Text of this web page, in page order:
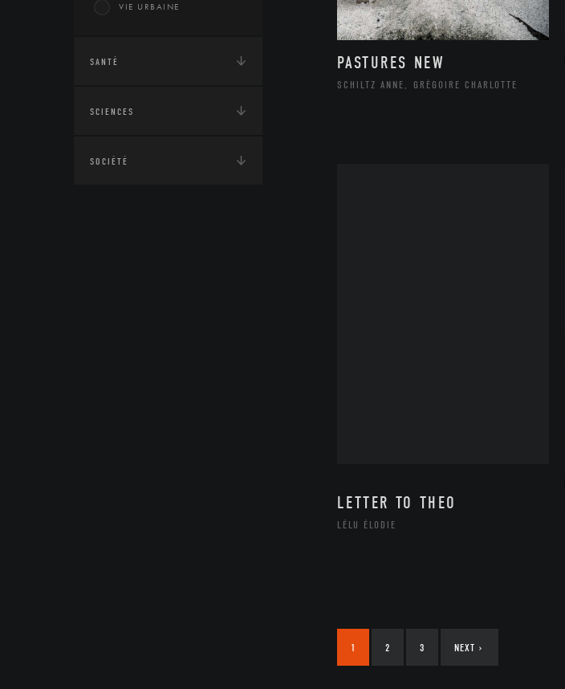
VIE URBAINE
SANTÉ
SCIENCES
SOCIÉTÉ
PASTURES NEW
SCHILTZ ANNE, GRÉGOIRE CHARLOTTE
LETTER TO THEO
LÉLU ÉLODIE
1 2 3 NEXT ›